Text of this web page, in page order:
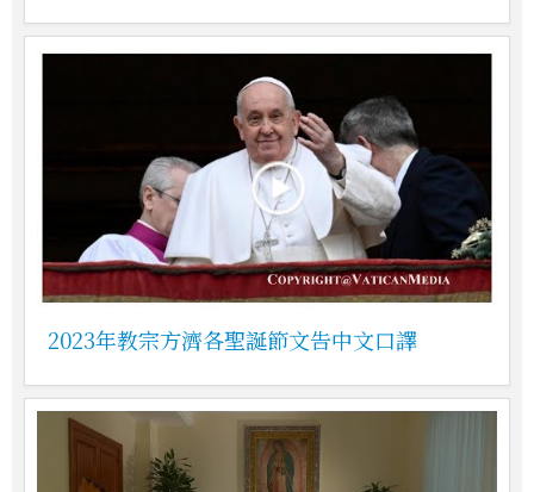
2023年教宗方濟各聖誕節文告中文口譯